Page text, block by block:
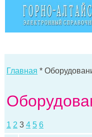
Главная *
1 2 3 4 5 6